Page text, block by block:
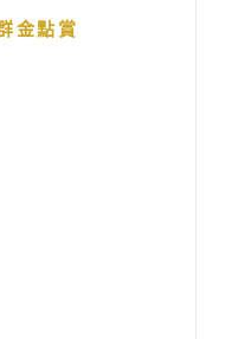
金點賞